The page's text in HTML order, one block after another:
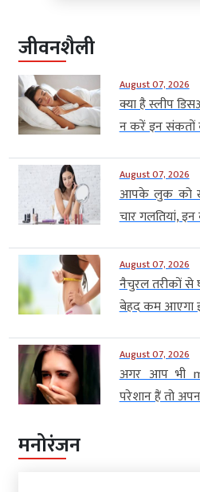
जीवनशैली
August 07, 2026
क्या है स्लीप
न करें इन संकतों
August 07, 2026
आपके लुक को
चार गलतियां,
August 07, 2026
नैचुरल तरीकों से
बेहद कम आएगा
August 07, 2026
अगर आप भी
परेशान हैं तो
मनोरंजन